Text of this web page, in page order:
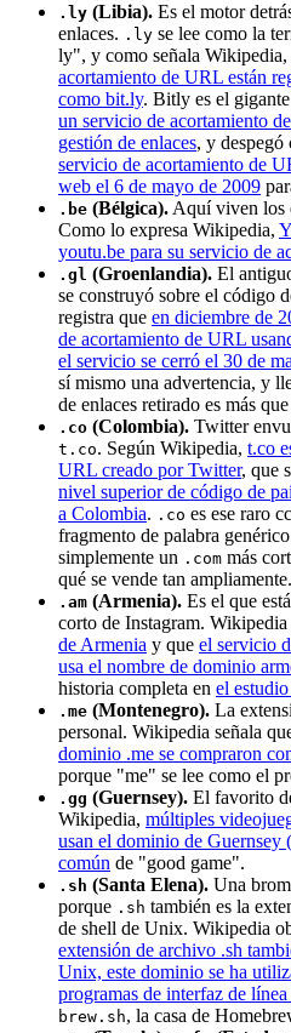
.ly (Libia). Es el motor
enlaces. .ly se lee como la
ly", y como señala Wikipedia,
acortamiento de URL están
como bit.ly. Bitly es el
un servicio de acortamiento
gestión de enlaces, y despegó
servicio de acortamiento de
web el 6 de mayo de 2009
.be (Bélgica). Aquí viven los
Como lo expresa Wikipedia,
youtu.be para su servicio de
.gl (Groenlandia). El
se construyó sobre el código
registra que en diciembre de
de acortamiento de URL
el servicio se cerró el 30 de
sí mismo una advertencia, y
de enlaces retirado es más
.co (Colombia). Twitter
t.co. Según Wikipedia, t.co
URL creado por Twitter, que
nivel superior de código de
a Colombia. .co es ese raro
fragmento de palabra
simplemente un .com más
qué se vende tan ampliamente.
.am (Armenia). Es el que
corto de Instagram.
de Armenia y que el servicio
usa el nombre de dominio
historia completa en el
.me (Montenegro). La
personal. Wikipedia señala
dominio .me se compraron
porque "me" se lee como el
.gg (Guernsey). El favorito
Wikipedia, múltiples
usan el dominio de Guernsey
común de "good game".
.sh (Santa Elena). Una
porque .sh también es la
de shell de Unix. Wikipedia
extensión de archivo .sh
Unix, este dominio se ha
programas de interfaz de
brew.sh, la casa de